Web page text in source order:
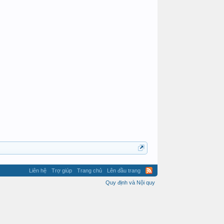
Liên hệ Trợ giúp Trang chủ
Lên đầu trang
Quy định và Nội quy